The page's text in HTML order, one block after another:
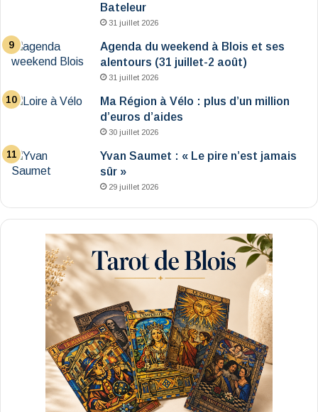
Bateleur
31 juillet 2026
Agenda du weekend à Blois et ses
alentours (31 juillet-2 août)
31 juillet 2026
Ma Région à Vélo : plus d’un million
d’euros d’aides
30 juillet 2026
Yvan Saumet : « Le pire n’est jamais
sûr »
29 juillet 2026